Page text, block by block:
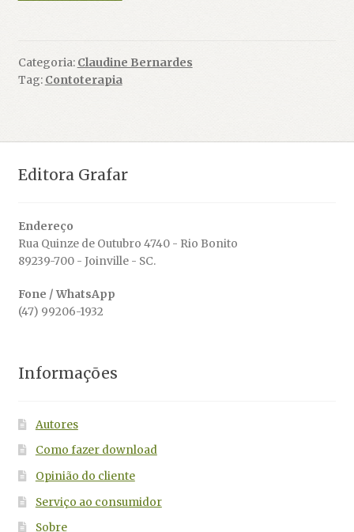
é esse?
Categoria: Claudine Bernardes
Tag: Contoterapia
Editora Grafar
Endereço
Rua Quinze de Outubro 4740 - Rio Bonito
89239-700 - Joinville - SC.
Fone / WhatsApp
(47) 99206-1932
Informações
Autores
Como fazer download
Opinião do cliente
Serviço ao consumidor
Sobre